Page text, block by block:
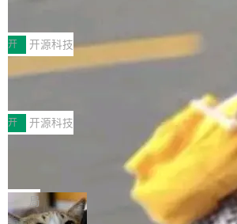
MPComm将作为一种传输引擎接入
ENT，实现零拷贝传输性能提升30%、非零拷
传输性能最高提升5倍。UCL-MPComm底层基
于自研UCL-Engine通信引擎，后续腾讯网平
持续开源更多基于UCL-Engine的高性能通信
件。 腾讯网平团队在UCL-MPComm中实现
个独立于业务线程的全局通信引擎（Engine
型案例入选名单》，深信服“面向企业研发场
开源 AI 编程平台 CoStrict 应用”凭借卓越的技
创新与落地成效成功入选。 全链路私有化部署
助力企业AI研发安全落地 当前，越来越多企
经开始引入 AI Coding 工具，通过调用公有
型或企业内部部署模型提升研发效率。但随
Coding 从个人辅助工具逐步走向团队级、组
级应用，企业在规模化落地过程中，对安全性
可控性和代码质量提出了更高要求。 首先是
安全与合规要求。对于大多数普通研发场景
开 开源科技
深信服AI算力网关入选工信部人工智能
前不久，工业和信息化部正式发布《2025年
智能应用典型案例名单》，集中展示人工智
各领域的应用成果，覆盖技术底座、行业赋
产品应用、支撑保障、专题等五大方向。深信
AI算力网关（AI创新平台）成功入选！ 随着
各业的Agent走向规模化建设，算力构成形态
渐丰富，用户关注的重点也在发生变化：不
开 开源科技
Jeff Dean 离开 Google：一个时代的结
束，一个实验室的开始
Google 员工编号 20。MapReduce 作者之
Bigtable 作者之一。TensorFlow 的作者之一
Gemini 的架构师。Google 首席科学家。
局